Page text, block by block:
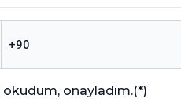
okudum, onayladım.(*)